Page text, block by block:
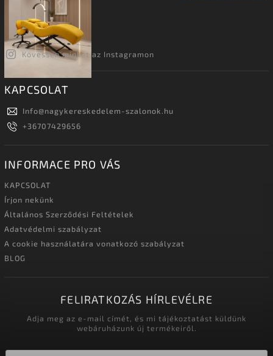
Kövessen minket az Instagramon
KAPCSOLAT
Info@nagykereskedelem-szalonok.hu
+36707429656
INFORMACE PRO VÁS
KAPCSOLAT
Írjon nekünk
Általános Szerződési Feltételek
Adatvédelmi szabályzat
A cookie használatára vonatkozó szabályzat
BLOG
FELIRATKOZÁS HÍRLEVÉLRE
Adja meg az e-mail címét, és mi tájékoztatást küldünk
webáruházunk új termékeiről.